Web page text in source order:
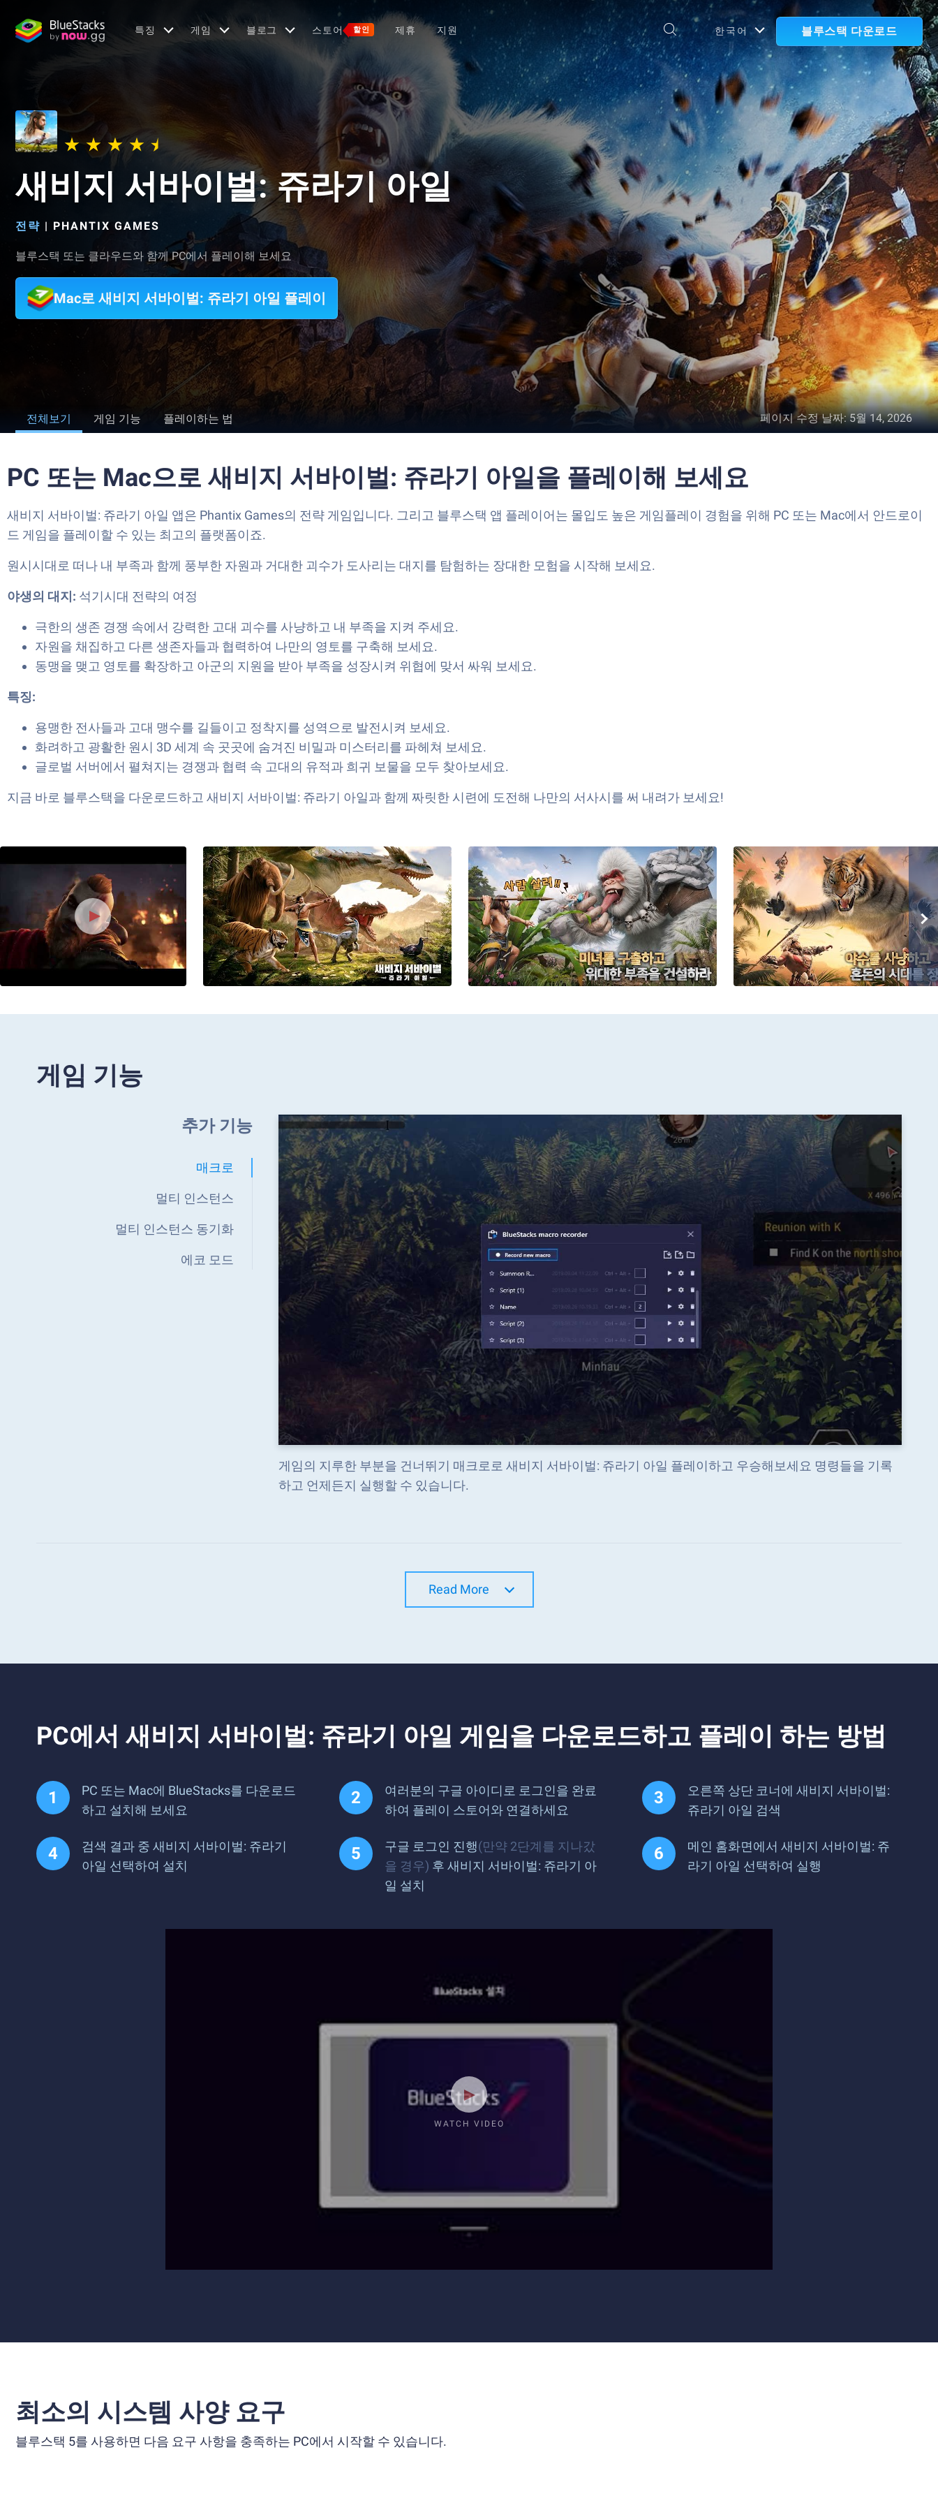
특징 게임 블로그 스토어 할인 제휴 지원 한국어 블루스택 다운로드
새비지 서바이벌: 쥬라기 아일
전략 | PHANTIX GAMES
블루스택 또는 클라우드와 함께 PC에서 플레이해 보세요
Mac로 새비지 서바이벌: 쥬라기 아일 플레이
전체보기 게임 기능 플레이하는 법 페이지 수정 날짜:5월 14, 2026
PC 또는 Mac으로 새비지 서바이벌: 쥬라기 아일을 플레이해 보세요
새비지 서바이벌: 쥬라기 아일 앱은 Phantix Games의 전략 게임입니다. 그리고 블루스택 앱 플레이어는 몰입도 높은 게임플레이 경험을 위해 PC 또는 Mac에서 안드로이
드 게임을 플레이할 수 있는 최고의 플랫폼이죠.
원시시대로 떠나 내 부족과 함께 풍부한 자원과 거대한 괴수가 도사리는 대지를 탐험하는 장대한 모험을 시작해 보세요.
야생의 대지: 석기시대 전략의 여정
극한의 생존 경쟁 속에서 강력한 고대 괴수를 사냥하고 내 부족을 지켜 주세요.
자원을 채집하고 다른 생존자들과 협력하여 나만의 영토를 구축해 보세요.
동맹을 맺고 영토를 확장하고 아군의 지원을 받아 부족을 성장시켜 위협에 맞서 싸워 보세요.
특징:
용맹한 전사들과 고대 맹수를 길들이고 정착지를 성역으로 발전시켜 보세요.
화려하고 광활한 원시 3D 세계 속 곳곳에 숨겨진 비밀과 미스터리를 파헤쳐 보세요.
글로벌 서버에서 펼쳐지는 경쟁과 협력 속 고대의 유적과 희귀 보물을 모두 찾아보세요.
지금 바로 블루스택을 다운로드하고 새비지 서바이벌: 쥬라기 아일과 함께 짜릿한 시련에 도전해 나만의 서사시를 써 내려가 보세요!
게임 기능
추가 기능
매크로
멀티 인스턴스
멀티 인스턴스 동기화
에코 모드
게임의 지루한 부분을 건너뛰기 매크로로 새비지 서바이벌: 쥬라기 아일 플레이하고 우승해보세요 명령들을 기록
하고 언제든지 실행할 수 있습니다.
Read More
PC에서 새비지 서바이벌: 쥬라기 아일 게임을 다운로드하고 플레이 하는 방법
PC 또는 Mac에 BlueStacks를 다운로드
하고 설치해 보세요
여러분의 구글 아이디로 로그인을 완료
하여 플레이 스토어와 연결하세요
오른쪽 상단 코너에 새비지 서바이벌:
쥬라기 아일 검색
검색 결과 중 새비지 서바이벌: 쥬라기
아일 선택하여 설치
구글 로그인 진행(만약 2단계를 지나갔
을 경우) 후 새비지 서바이벌: 쥬라기 아
일 설치
메인 홈화면에서 새비지 서바이벌: 쥬
라기 아일 선택하여 실행
WATCH VIDEO
최소의 시스템 사양 요구
블루스택 5를 사용하면 다음 요구 사항을 충족하는 PC에서 시작할 수 있습니다.